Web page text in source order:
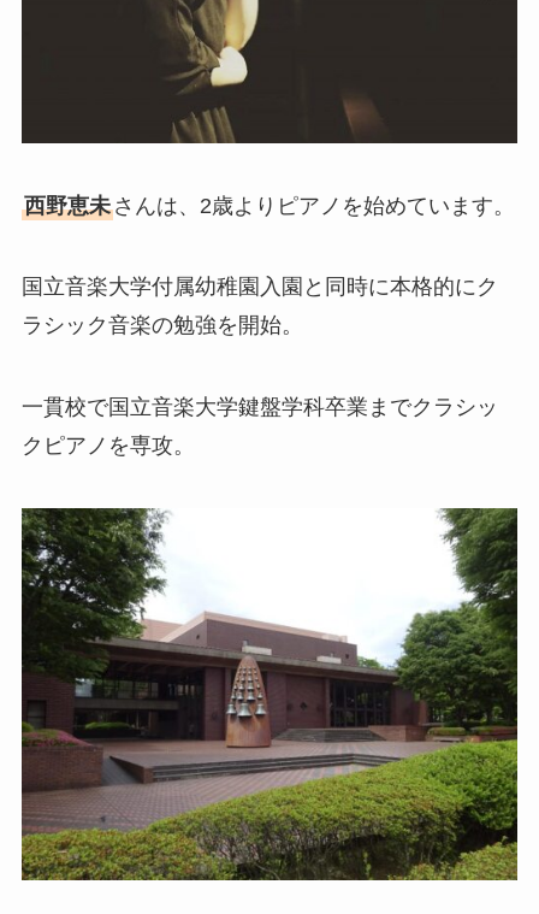
西野恵未さんは、2歳よりピアノを始めています。
国立音楽大学付属幼稚園入園と同時に本格的にク
ラシック音楽の勉強を開始。
一貫校で国立音楽大学鍵盤学科卒業までクラシッ
クピアノを専攻。